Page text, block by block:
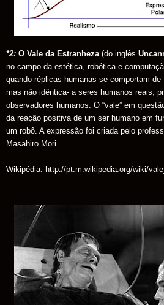
*2: O Vale da Estranheza(do inglês
no campo da estética, robótica e
quando réplicas humanas se comportam
mas não idêntica- a seres humanos reais,
observadores humanos. O “vale” em
da reação positiva de um ser humano em
um robô. A expressão foi criada pelo
Masahiro Mori.
Wikipédia: http://pt.m.wikipedia.org/wiki/